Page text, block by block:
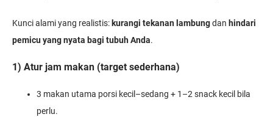
Kunci alami yang realistis:kurangi tekanan lambungdan hindari
pemicu yang nyata bagi tubuh Anda.
1) Atur jam makan (target sederhana)
3 makan utama porsi kecil–sedang + 1–2 snack kecil bila
perlu.